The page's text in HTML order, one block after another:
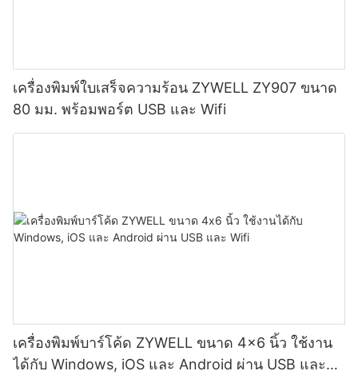
เครื่องพิมพ์ใบเสร็จความร้อน ZYWELL ZY907 ขนาด
80 มม. พร้อมพอร์ต USB และ Wifi
เครื่องพิมพ์บาร์โค้ด ZYWELL ขนาด 4x6 นิ้ว ใช้งาน
ได้กับ Windows, iOS และ Android ผ่าน USB และ